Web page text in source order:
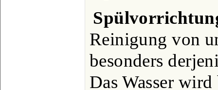
Reinigung von
besonders
Das Wasser